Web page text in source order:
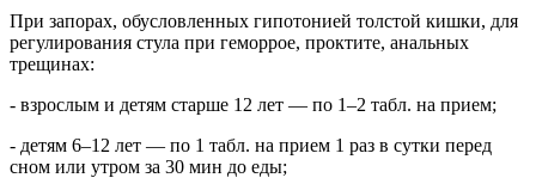
При запорах, обусловленных гипотонией толстой кишки, для
регулирования стула при геморрое, проктите, анальных
трещинах:
- взрослым и детям старше 12 лет — по 1–2 табл. на прием;
- детям 6–12 лет — по 1 табл. на прием 1 раз в сутки перед
сном или утром за 30 мин до еды;